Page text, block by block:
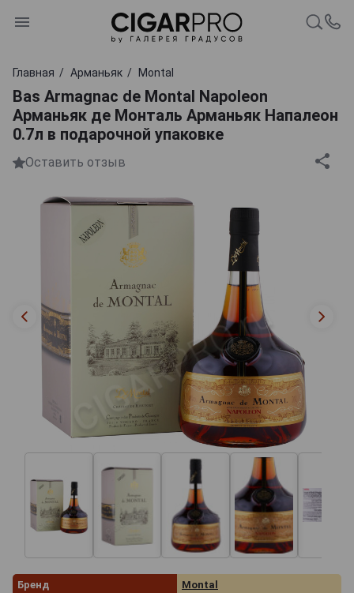
Главная Арманьяк Montal
Bas Armagnac de Montal Napoleon
Арманьяк де Монталь Арманьяк Напалеон
0.7л в подарочной упаковке
Оставить отзыв
Бренд
Montal